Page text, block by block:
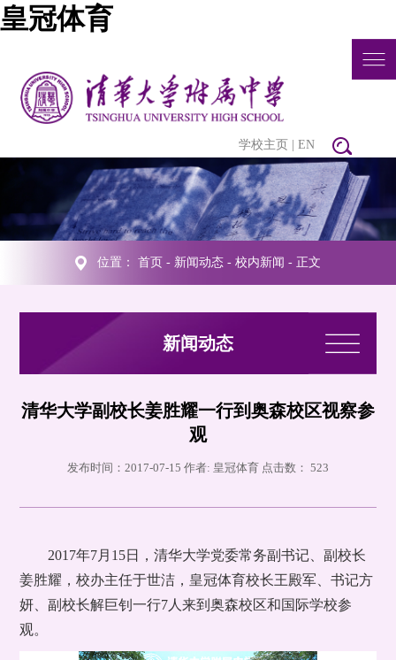
皇冠体育
学校主页 EN
位置： 首页 - 新闻动态 - 校内新闻 - 正文
新闻动态
清华大学副校长姜胜耀一行到奥森校区视察参
观
发布时间：2017-07-15 作者: 皇冠体育 点击数： 523
2017年7月15日，清华大学党委常务副书记、副校长
姜胜耀，校办主任于世洁，皇冠体育校长王殿军、书记方
妍、副校长解巨钊一行7人来到奥森校区和国际学校参
观。